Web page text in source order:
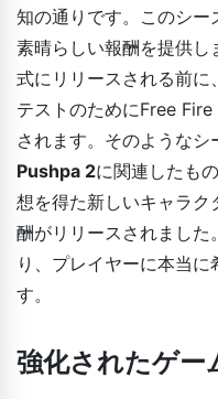
知の通りです。このシー
素晴らしい報酬を提供
式にリリースされる前
テストのためにFree
されます。そのような
Pushpa 2に関連したも
想を得た新しいキャラク
酬がリリースされました
り、プレイヤーに本当
す。
強化されたゲー